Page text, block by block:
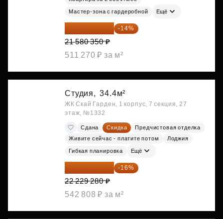
Мастер-зона с гардеробной Ещё
18 559 101 ₽ -14%
21 580 350 ₽
511 270 ₽ за м²
Студия, 34.4м²
ЖК Скай Гарден, 1 корпус, 7 секция, 27
этаж, №1332
Сдана Скидка
Предчистовая отделка
Живите сейчас - платите потом
Лоджия
Гибкая планировка Ещё
18 672 595 ₽ -16%
22 229 280 ₽
542 808 ₽ за м²